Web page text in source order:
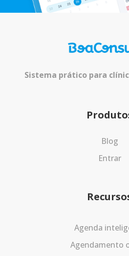
Sistema prático para
Blog
Entrar
Agenda
Agendamento